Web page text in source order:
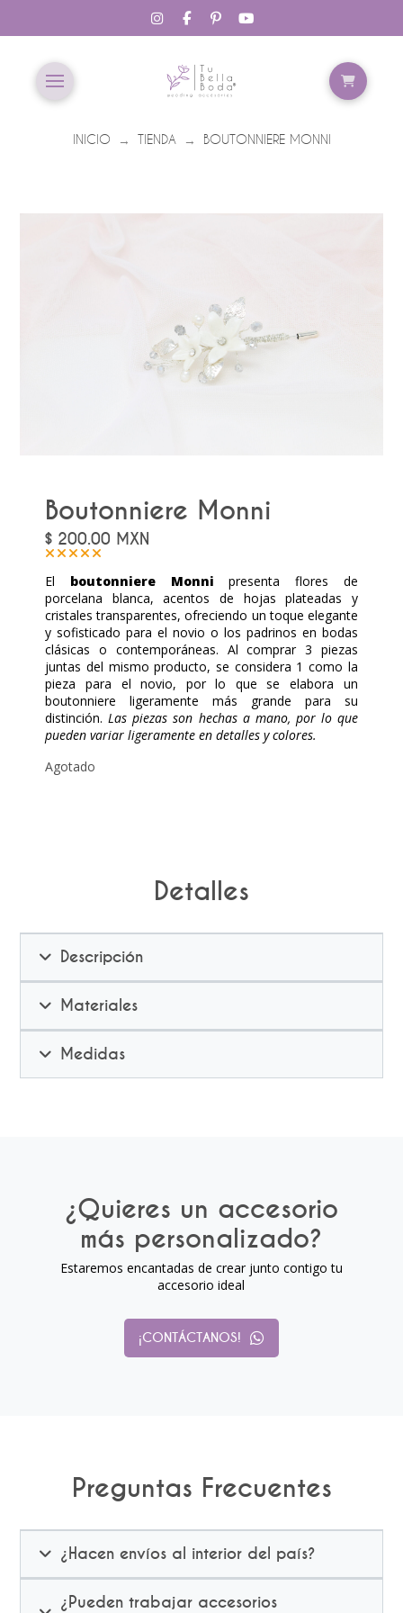
INICIO → TIENDA → BOUTONNIERE MONNI
Boutonniere Monni
$ 200.00 MXN
El boutonniere Monni presenta flores de
porcelana blanca, acentos de hojas plateadas y
cristales transparentes, ofreciendo un toque elegante
y sofisticado para el novio o los padrinos en bodas
clásicas o contemporáneas. Al comprar 3 piezas
juntas del mismo producto, se considera 1 como la
pieza para el novio, por lo que se elabora un
boutonniere ligeramente más grande para su
distinción.Las piezas son hechas a mano, por lo que
pueden variar ligeramente en detalles y colores.
Agotado
Detalles
Descripción
Materiales
Medidas
¿Quieres un accesorio
más personalizado?
Estaremos encantadas de crear junto contigo tu
accesorio ideal
¡CONTÁCTANOS!
Preguntas Frecuentes
¿Hacen envíos al interior del país?
¿Pueden trabajar accesorios